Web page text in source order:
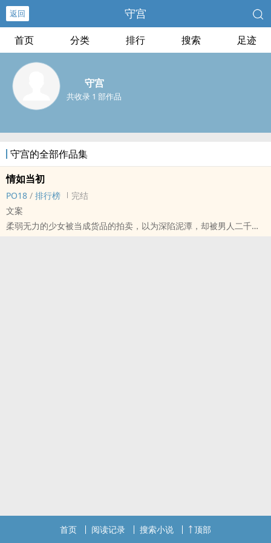
返回 守宫
首页 分类 排行 搜索 足迹
守宫
共收录 1 部作品
守宫的全部作品集
情如当初
PO18 / 排行榜
完结
文案
柔弱无力的少女被当成货品的拍卖，以为深陷泥潭，却被男人二千万
首页 阅读记录 搜索小说 顶部